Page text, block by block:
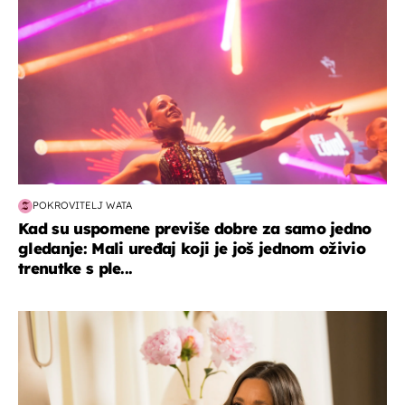
POKROVITELJ WATA
Kad su uspomene previše dobre za samo jedno
gledanje: Mali uređaj koji je još jednom oživio
trenutke s ple...
moda & ljepota